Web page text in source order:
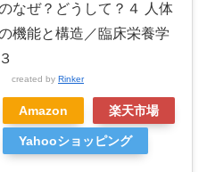
なぜ？どうして？４ 人体
機能と構造／臨床栄養学
３
created by Rinker
Amazon 楽天市場
Yahooショッピング